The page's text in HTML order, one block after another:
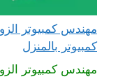
كمبيوتر بالمنزل
مهندس كمبيوتر